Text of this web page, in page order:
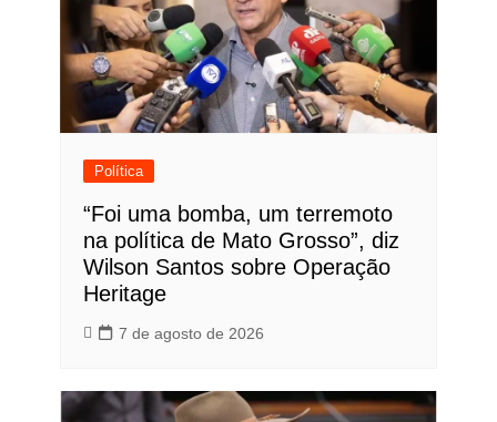
Política
“Foi uma bomba, um terremoto
na política de Mato Grosso”, diz
Wilson Santos sobre Operação
Heritage
7 de agosto de 2026